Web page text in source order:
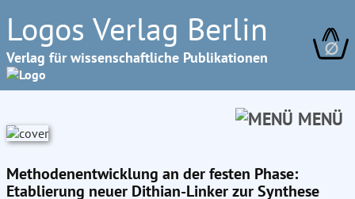
Logos Verlag Berlin
Verlag für wissenschaftliche Publikationen ∅
MENÜ
Methodenentwicklung an der festen Phase:
Etablierung neuer Dithian-Linker zur Synthese